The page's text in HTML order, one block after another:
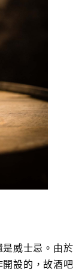
威士忌。由於
設的，故酒吧